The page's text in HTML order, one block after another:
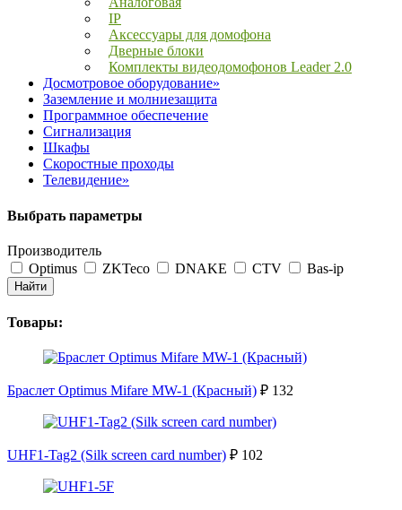
IP
Аксессуары для домофона
Дверные блоки
Комплекты видеодомофонов Leader 2.0
Досмотровое оборудование»
Заземление и молниезащита
Программное обеспечение
Сигнализация
Шкафы
Скоростные проходы
Телевидение»
Выбрать параметры
Производитель
Optimus
ZKTeco DNAKE CTV Bas-ip
Найти
Товары:
Браслет Optimus Mifare MW-1 (Красный) ₽ 132
UHF1-Tag2 (Silk screen card number) ₽ 102